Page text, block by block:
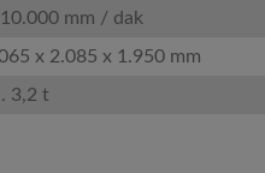
mm / dak
x 2.085 x 1.950 mm
3,2 t